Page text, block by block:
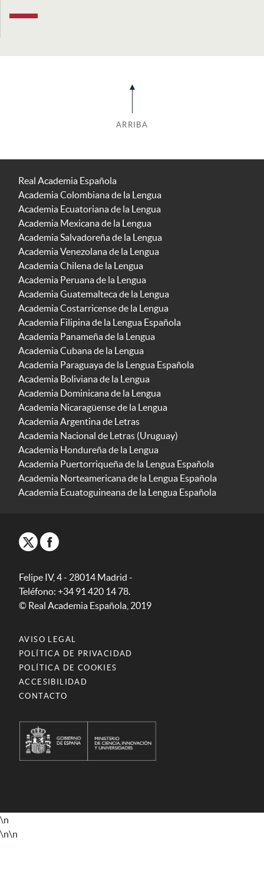
ARRIBA
Real Academia Española
Academia Colombiana de la Lengua
Academia Ecuatoriana de la Lengua
Academia Mexicana de la Lengua
Academia Salvadoreña de la Lengua
Academia Venezolana de la Lengua
Academia Chilena de la Lengua
Academia Peruana de la Lengua
Academia Guatemalteca de la Lengua
Academia Costarricense de la Lengua
Academia Filipina de la Lengua Española
Academia Panameña de la Lengua
Academia Cubana de la Lengua
Academia Paraguaya de la Lengua Española
Academia Boliviana de la Lengua
Academia Dominicana de la Lengua
Academia Nicaragüense de la Lengua
Academia Argentina de Letras
Academia Nacional de Letras (Uruguay)
Academia Hondureña de la Lengua
Academia Puertorriqueña de la Lengua Española
Academia Norteamericana de la Lengua Española
Academia Ecuatoguineana de la Lengua Española
Felipe IV, 4 - 28014 Madrid -
Teléfono: +34 91 420 14 78.
© Real Academia Española, 2019
AVISO LEGAL
POLÍTICA DE PRIVACIDAD
POLÍTICA DE COOKIES
ACCESIBILIDAD
CONTACTO
\n
\n\n